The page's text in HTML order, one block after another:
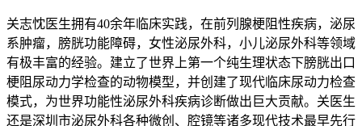
关志忱医生拥有40余年临床实践，在前列腺梗阻性疾病，泌尿
系肿瘤，膀胱功能障碍，女性泌尿外科，小儿泌尿外科等领域
有极丰富的经验。建立了世界上第一个纯生理状态下膀胱出口
梗阻尿动力学检查的动物模型，并创建了现代临床尿动力检查
模式，为世界功能性泌尿外科疾病诊断做出巨大贡献。关医生
还是深圳市泌尿外科各种微创、腔镜等诸多现代技术最早先行